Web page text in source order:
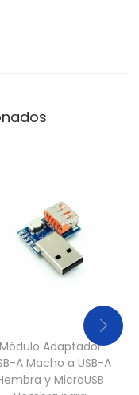
Módulo Adaptador
A Macho a USB-A
y MicroUSB